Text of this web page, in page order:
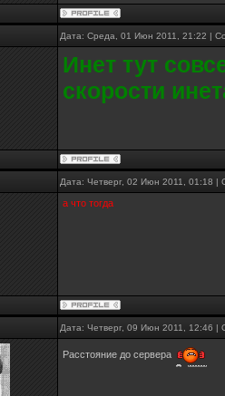
Дата: Среда, 01 Июн 2011, 21:22 |
Инет тут
скорости
Дата: Четверг, 02 Июн 2011, 01:18
а что тогда
Дата: Четверг, 09 Июн 2011, 12:46
Расстояние до сервера